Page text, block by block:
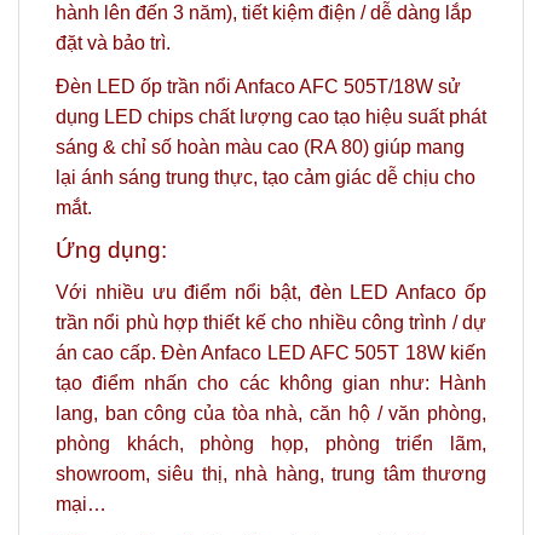
hành lên đến 3 năm), tiết kiệm điện / dễ dàng lắp
đặt và bảo trì.
Đèn LED ốp trần nổi Anfaco AFC 505T/18W sử
dụng LED chips chất lượng cao tạo hiệu suất phát
sáng & chỉ số hoàn màu cao (RA 80) giúp mang
lại ánh sáng trung thực, tạo cảm giác dễ chịu cho
mắt.
Ứng dụng:
Với nhiều ưu điểm nổi bật, đèn LED Anfaco ốp
trần nổi phù hợp thiết kế cho nhiều công trình / dự
án cao cấp. Đèn Anfaco LED AFC 505T 18W kiến
tạo điểm nhấn cho các không gian như: Hành
lang, ban công của tòa nhà, căn hộ / văn phòng,
phòng khách, phòng họp, phòng triển lãm,
showroom, siêu thị, nhà hàng, trung tâm thương
mại…